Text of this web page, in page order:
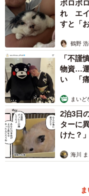
素人考えだが、メダ
で骨ごと燃えてしまわ
「火葬炉には中の様子
ら状態を見ながら、火
火力が強すぎると骨が
と焼き魚のようになっ
「他社様でも魚類の火
ページで大々的に謳
火葬炉の性能と相ま
尚、魚類の遺骨は小
ボロボ
れ エイ
すと「
鶴野 浩
「不謹
物資…
い 「痛
まいど
2泊3日
ターに
けた？
海川 ま